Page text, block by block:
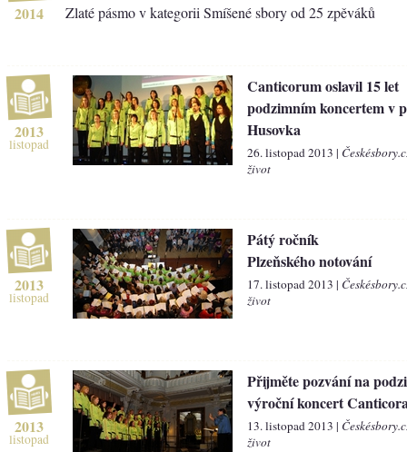
2014 Zlaté pásmo v kategorii Smíšené sbory od 25 zpěváků
2013
listopad
Canticorum oslavil 15 let
podzimním koncertem v
Husovka
26. listopad 2013 |
život
2013
listopad
Pátý ročník
Plzeňského notování
17. listopad 2013 |
život
2013
listopad
Přijměte pozvání na
výroční koncert
13. listopad 2013 |
život